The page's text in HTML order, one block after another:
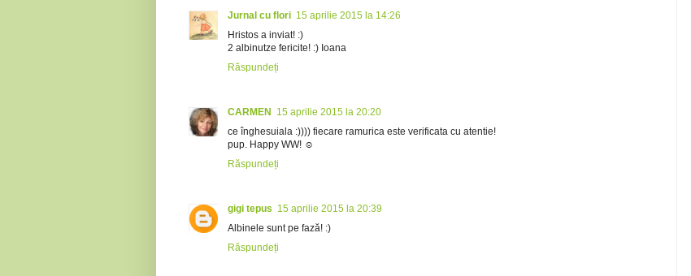
Jurnal cu flori 15 aprilie 2015 la 14:26
Hristos a inviat! :)
2 albinutze fericite! :) Ioana
Răspundeți
CARMEN
15 aprilie 2015 la 20:20
ce înghesuiala :)))) fiecare ramurica este verificata cu atentie!
pup. Happy WW! ☺
Răspundeți
gigi tepus 15 aprilie 2015 la 20:39
Albinele sunt pe fază! :)
Răspundeți